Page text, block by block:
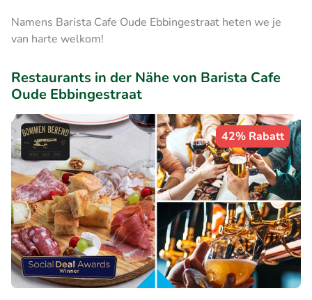
Namens Barista Cafe Oude Ebbingestraat heten we je
van harte welkom!
Restaurants in der Nähe von Barista Cafe
Oude Ebbingestraat
42% Rabatt